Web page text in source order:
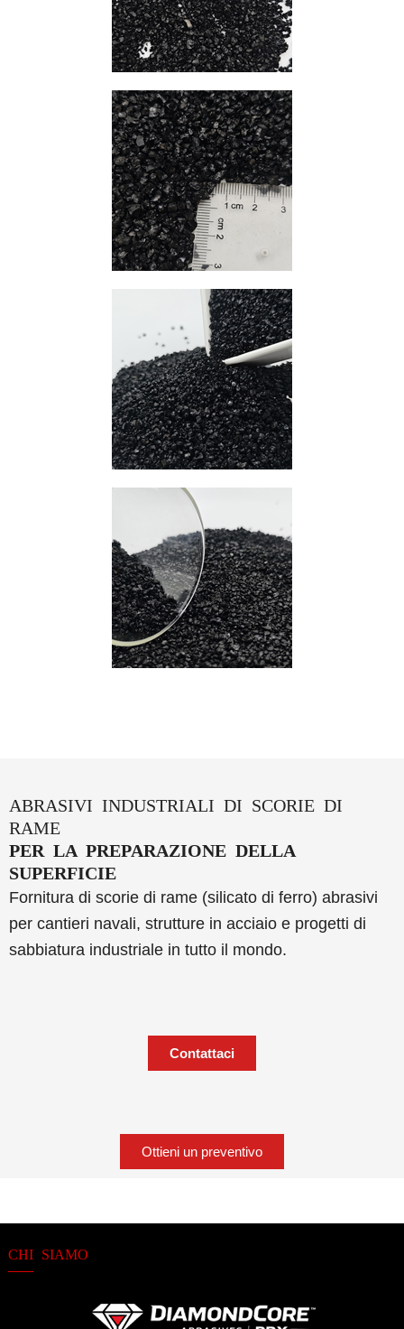
ABRASIVI INDUSTRIALI DI SCORIE DI
RAME
PER LA PREPARAZIONE DELLA
SUPERFICIE
Fornitura di scorie di rame (silicato di ferro) abrasivi
per cantieri navali, strutture in acciaio e progetti di
sabbiatura industriale in tutto il mondo.
Contattaci
Ottieni un preventivo
CHI SIAMO